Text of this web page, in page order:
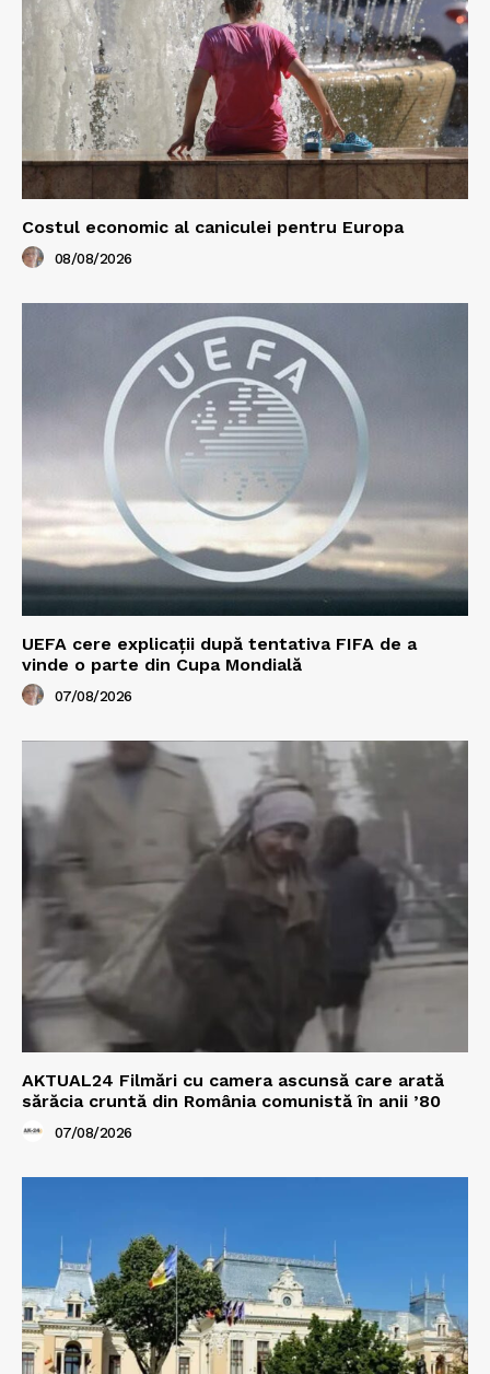
Costul economic al caniculei pentru Europa
08/08/2026
UEFA cere explicații după tentativa FIFA de a
vinde o parte din Cupa Mondială
07/08/2026
AKTUAL24 Filmări cu camera ascunsă care arată
sărăcia cruntă din România comunistă în anii ’80
07/08/2026